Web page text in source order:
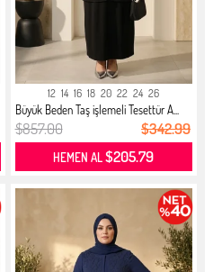
12 14 16 18 20 22 24 26
Büyük Beden Taş işlemeli Tesettür A...
$857.00 $342.99
HEMEN AL$205.79